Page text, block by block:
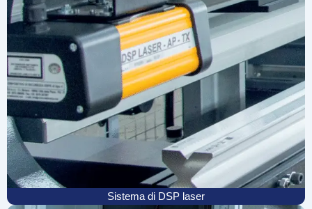
Sistema di DSP laser